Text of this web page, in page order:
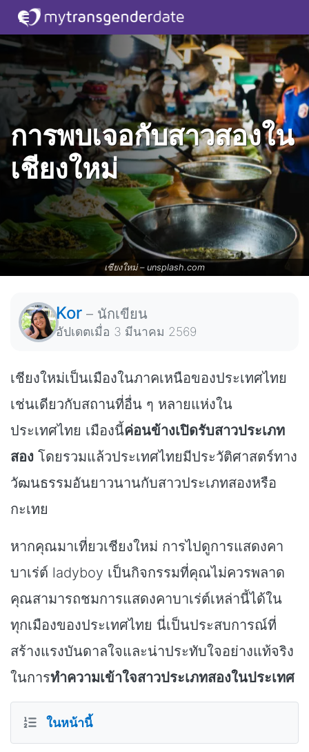
เชียงใหม่ – unsplash.com
การพบเจอกับสาวสองใน
เชียงใหม่
Kor – นักเขียน
อัปเดตเมื่อ 3 มีนาคม 2569
เชียงใหม่เป็นเมืองในภาคเหนือของประเทศไทย
เช่นเดียวกับสถานที่อื่น ๆ หลายแห่งใน
ประเทศไทย เมืองนี้ค่อนข้างเปิดรับสาวประเภท
สอง โดยรวมแล้วประเทศไทยมีประวัติศาสตร์ทาง
วัฒนธรรมอันยาวนานกับสาวประเภทสองหรือ
กะเทย
หากคุณมาเที่ยวเชียงใหม่ การไปดูการแสดงคา
บาเร่ต์ ladyboy เป็นกิจกรรมที่คุณไม่ควรพลาด
คุณสามารถชมการแสดงคาบาเร่ต์เหล่านี้ได้ใน
ทุกเมืองของประเทศไทย นี่เป็นประสบการณ์ที่
สร้างแรงบันดาลใจและน่าประทับใจอย่างแท้จริง
ในการทำความเข้าใจสาวประเภทสองในประเทศ
ในหน้านี้